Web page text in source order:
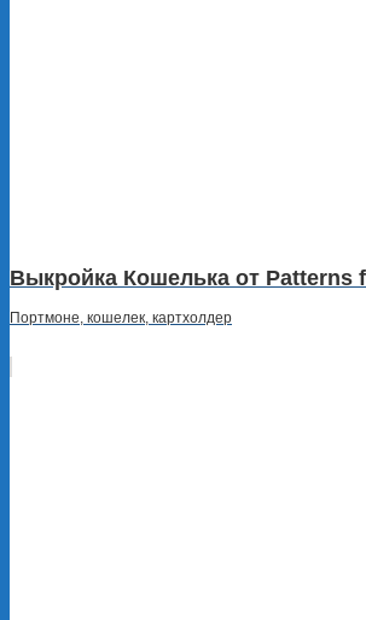
Выкройка Кошелька от Patterns
Портмоне, кошелек, картхолдер